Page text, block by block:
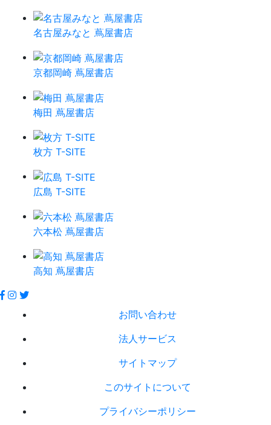
名古屋みなと 蔦屋書店
京都岡崎 蔦屋書店
梅田 蔦屋書店
枚方 T-SITE
広島 T-SITE
六本松 蔦屋書店
高知 蔦屋書店
お問い合わせ
法人サービス
サイトマップ
このサイトについて
プライバシーポリシー